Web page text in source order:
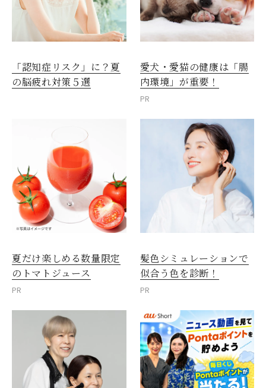
「認知症リスク」に？夏
の脳疲れ対策５選
愛犬・愛猫の健康は「腸
内環境」が重要！
PR
夏だけ楽しめる数量限定
のトマトジュース
PR
髪色シミュレーションで
似合う色を診断！
PR